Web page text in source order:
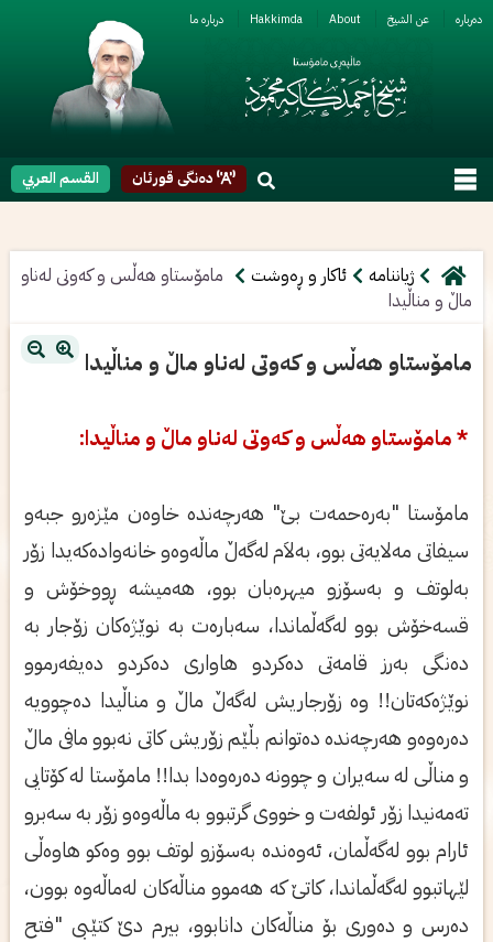
عن الشیخ Hakkimda About دربارە ما
القسم العربي دەنگی قورئان
ژیاننامە ئاکار و ڕەوشت
مامۆستاو هه‌ڵس و كه‌وتی‌ له‌ناو
ماڵ و مناڵیدا
مامۆستاو هه‌ڵس و كه‌وتی‌ له‌ناو ماڵ و مناڵیدا
* مامۆستاو هه‌ڵس و كه‌وتی‌ له‌ناو ماڵ و مناڵیدا:
مامۆستا "به‌ره‌حمه‌ت بێ" هه‌رچه‌نده‌ خاوه‌ن مێزه‌رو جبه‌و
سیفاتی‌ مه‌لایه‌تی‌ بوو، به‌لاَم له‌گه‌ڵ ماڵه‌وه‌و خانه‌واده‌كه‌یدا زۆر
به‌لوتف و به‌سۆزو میهره‌بان بوو، هه‌میشه‌ ڕووخۆش و
قسه‌خۆش بوو له‌گه‌ڵماندا، سه‌باره‌ت به‌ نوێژه‌كان زۆجار به‌
ده‌نگی‌ به‌رز قامه‌تی‌ ده‌كردو هاواری‌ ده‌كردو ده‌یفه‌رموو
نوێژه‌كه‌تان!! وه‌ زۆرجاریش له‌گه‌ڵ ماڵ و مناڵیدا ده‌چوویه‌
ده‌ره‌وه‌و هه‌رچه‌نده‌ ده‌توانم بڵێم زۆریش كاتی‌ نه‌بوو مافی‌ ماڵ
و مناڵی‌ له‌ سه‌یران و چوونه‌ ده‌ره‌وه‌دا بدا!! مامۆستا له‌ كۆتایی
ته‌مه‌نیدا زۆر ئولفه‌ت و خووی‌ گرتبوو به‌ ماڵه‌وه‌و زۆر به‌ سه‌برو
ئارام بوو له‌گه‌ڵمان، ئه‌وه‌نده‌ به‌سۆزو لوتف بوو وه‌كو هاوه‌ڵی‌
لێهاتبوو له‌گه‌ڵماندا، كاتێ‌ كه‌ هه‌موو مناڵه‌كان له‌ماڵه‌وه‌ بوون،
ده‌رس و ده‌وری‌ بۆ مناڵه‌كان دانابوو، بیرم دێ‌ كتێبی‌ "فتح